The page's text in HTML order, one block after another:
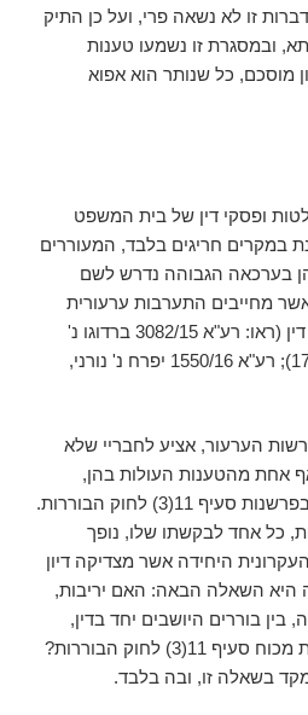
זו לא נשאה פרי, ועל כן התיק
ובמסגרת זו נשמעו טענות
מוסכם, כל שנותר הוא אפוא
ופסקי דין של בית המשפט
במקרים חריגים בלבד, המעוררים
בערכאה הגבוהה נדרש לשם
מחייבים התערבות ערעורית
משיקולי צדק ומניעת עיוות דין (ראו: רע"א 3082/15 ברדוגו נ'
מונסנגו, פסקה 5 (17.8.2015); רע"א 1550/16 יפרח נ' נורני,
הערעור, אציע לחבריי שלא
אחת מהטענות העולות בהן,
למעט בנושא אחד העוסק בפרשנות סעיף 11(3) לחוק הבוררות.
כל אחד לבקשתו שלו, נופך
היחידה אשר מצדיקה דיון
היא השאלה הבאה: האם יריבות,
בין בוררים היושבים יחד בדין,
עשויים להקים עילת נבצרות מכוח סעיף 11(3) לחוק הבוררות?
בשאלה זו, ובה בלבד.